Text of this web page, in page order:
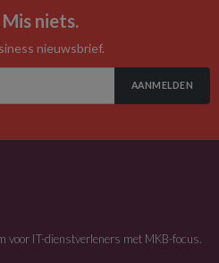
niets.
nieuwsbrief.
AANMELDEN
voor IT-dienstverleners met MKB-focus.